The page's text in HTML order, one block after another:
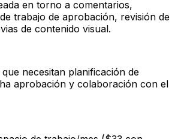
en torno a comentarios,
trabajo de aprobación, revisión de
de contenido visual.
necesitan planificación de
aprobación y colaboración con el